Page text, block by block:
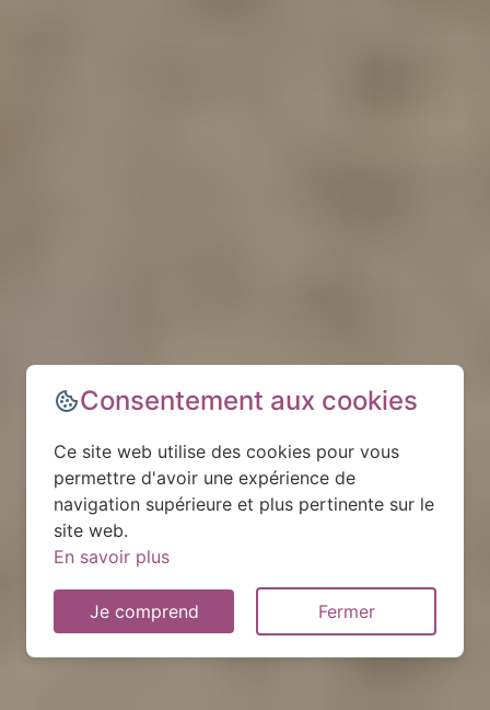
Consentement aux cookies
Ce site web utilise des cookies pour vous
permettre d'avoir une expérience de
navigation supérieure et plus pertinente sur le
site web.
En savoir plus
Je comprend Fermer